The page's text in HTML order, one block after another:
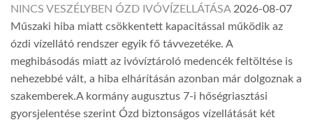
NINCS VESZÉLYBEN ÓZD IVÓVÍZELLÁTÁSA 2026-08-07
Műszaki hiba miatt csökkentett kapacitással működik az
ózdi vízellátó rendszer egyik fő távvezetéke. A
meghibásodás miatt az ivóvíztároló medencék feltöltése is
nehezebbé vált, a hiba elhárításán azonban már dolgoznak a
szakemberek.A kormány augusztus 7-i hőségriasztási
gyorsjelentése szerint Ózd biztonságos vízellátását két